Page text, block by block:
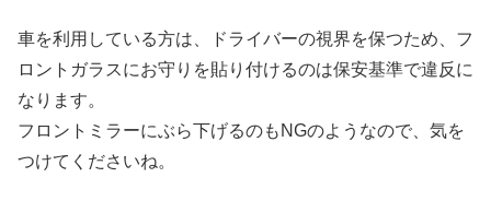
車を利用している方は、ドライバーの視界を保つため、フ
ロントガラスにお守りを貼り付けるのは保安基準で違反に
なります。
フロントミラーにぶら下げるのもNGのようなので、気を
つけてくださいね。